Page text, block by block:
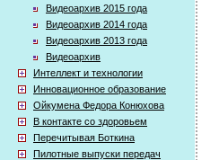
Видеоархив 2015 года
Видеоархив 2014 года
Видеоархив 2013 года
Видеоархив
Интеллект и технологии
Инновационное образование
Ойкумена Федора Конюхова
В контакте со здоровьем
Перечитывая Боткина
Пилотные выпуски передач